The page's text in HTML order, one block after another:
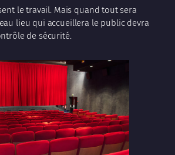
le travail. Mais quand tout sera
lieu qui accueillera le public devra
de sécurité.